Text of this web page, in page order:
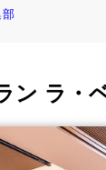
ン ラ・